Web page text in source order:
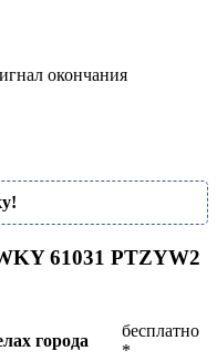
окончания
61031 PTZYW2
города
бесплатно
*